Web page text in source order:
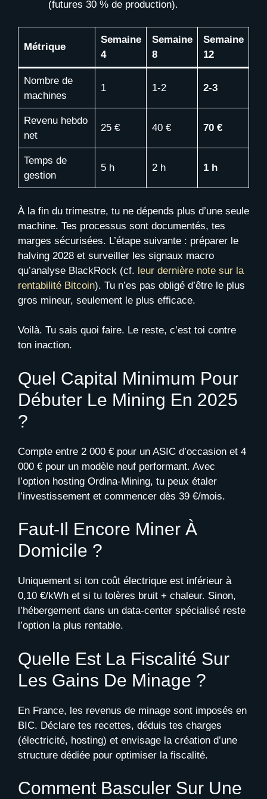
(futures 30 % de production).
Métrique
Semaine
4
Semaine
8
Semaine
12
Nombre de
machines
1 1-2 2-3
Revenu hebdo
net
25 € 40 € 70 €
Temps de
gestion
5 h 2 h 1 h
À la fin du trimestre, tu ne dépends plus d’une seule
machine. Tes processus sont documentés, tes
marges sécurisées. L’étape suivante : préparer le
halving 2028 et surveiller les signaux macro
qu’analyse BlackRock (cf. leur dernière note sur la
rentabilité Bitcoin). Tu n’es pas obligé d’être le plus
gros mineur, seulement le plus efficace.
Voilà. Tu sais quoi faire. Le reste, c’est toi contre
ton inaction.
Quel Capital Minimum Pour
Débuter Le Mining En 2025
?
Compte entre 2 000 € pour un ASIC d’occasion et 4
000 € pour un modèle neuf performant. Avec
l’option hosting Ordina-Mining, tu peux étaler
l’investissement et commencer dès 39 €/mois.
Faut-Il Encore Miner À
Domicile ?
Uniquement si ton coût électrique est inférieur à
0,10 €/kWh et si tu tolères bruit + chaleur. Sinon,
l’hébergement dans un data-center spécialisé reste
l’option la plus rentable.
Quelle Est La Fiscalité Sur
Les Gains De Minage ?
En France, les revenus de minage sont imposés en
BIC. Déclare tes recettes, déduis tes charges
(électricité, hosting) et envisage la création d’une
structure dédiée pour optimiser la fiscalité.
Comment Basculer Sur Une